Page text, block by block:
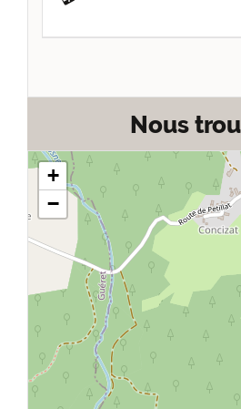
Nous
+
−